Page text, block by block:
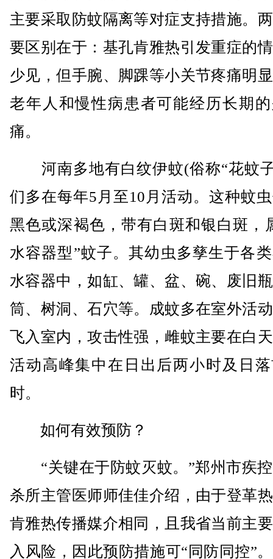
主要采取防蚊隔离等对症支持措施。
要区别在于：基孔肯雅热引发重症的
少见，但手腕、脚踝等小关节疼痛明
老年人和慢性病患者可能经历长期
痛。
河南多地有白纹伊蚊(俗称“花蚊
们多在每年5月至10月活动。这种蚊
黑色或深褐色，带有白斑和银白斑，
水容器型”蚊子。其幼虫多孳生于各
水容器中，如缸、罐、盆、碗、废旧
筒、树洞、石穴等。成蚊多在室外活
飞入室内，攻击性强，雌蚊主要在白
活动高峰集中在日出后两小时及日
时。
如何有效预防？
“关键在于防蚊灭蚊。”郑州市疾
杀所主管医师师佳佳介绍，由于登革
肯雅热传播媒介相同，且我省当前主
入风险，因此预防措施可“同防同控”